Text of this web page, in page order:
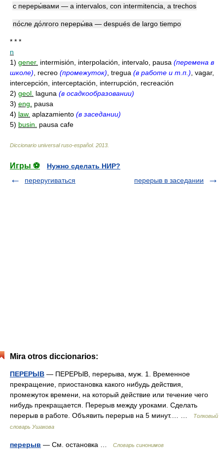
с переры́вами — a intervalos, con intermitencia, a trechos
по́сле до́лгого переры́ва — después de largo tiempo
* * *
n
1) gener. intermisión, interpolación, intervalo, pausa (перемена в
школе) , recreo (промежуток) , tregua (в работе и т.п.) , vagar,
intercepción, interceptación, interrupción, recreación
2) geol. laguna (в осадкообразовании)
3) eng.
pausa
4) law. aplazamiento (в заседании)
5) busin. pausa cafe
Diccionario universal ruso-español. 2013
Игры ⚽
Нужно сделать НИР?
переругиваться
перерыв в заседании
Mira otros diccionarios:
ПЕРЕРЫВ — ПЕРЕРЫВ, перерыва, муж. 1. Временное
прекращение, приостановка какого нибудь действия,
промежуток времени, на который действие или течение чего
нибудь прекращается. Перерыв между уроками. Сделать
перерыв в работе. Объявить перерыв на 5 минут.… …
Толковый
словарь Ушакова
перерыв — См. остановка … Словарь синонимов